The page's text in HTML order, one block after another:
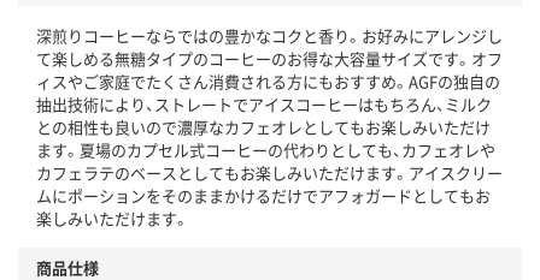
深煎りコーヒーならではの豊かなコクと香り。お好みにアレンジし
て楽しめる無糖タイプのコーヒーのお得な大容量サイズです。オフ
ィスやご家庭でたくさん消費される方にもおすすめ。AGFの独自の
抽出技術により、ストレートでアイスコーヒーはもちろん、ミルク
との相性も良いので濃厚なカフェオレとしてもお楽しみいただけ
ます。夏場のカプセル式コーヒーの代わりとしても、カフェオレや
カフェラテのベースとしてもお楽しみいただけます。アイスクリー
ムにポーションをそのままかけるだけでアフォガードとしてもお
楽しみいただけます。
商品仕様